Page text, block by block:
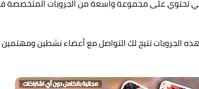
تحتوي على مجموعة واسعة من الجروبات
الجروبات تتيح لك التواصل مع أعضاء نشطين